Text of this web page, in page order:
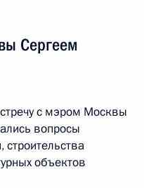
Сергеем
с мэром Москвы
вопросы
объектов